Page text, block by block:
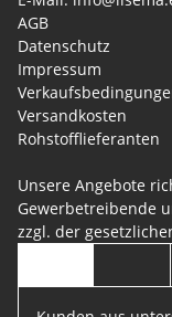
AGB
Datenschutz
Impressum
Versandkosten
Rohstofflieferanten
Unsere Angebote
Gewerbetreibende
zzgl. der